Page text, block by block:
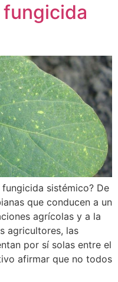
sistémico? De
que conducen a un
agrícolas y a la
agricultores, las
por sí solas entre el
afirmar que no todos